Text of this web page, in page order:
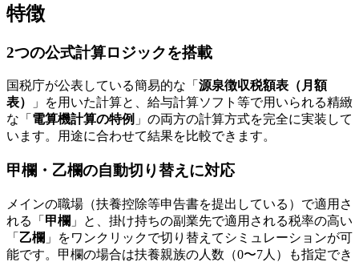
特徴
2つの公式計算ロジックを搭載
国税庁が公表している簡易的な「 源泉徴収税額表（月額
表）
」を用いた計算と、給与計算ソフト等で用いられる精緻
な「 電算機計算の特例 」の両方の計算方式を完全に実装して
います。用途に合わせて結果を比較できます。
甲欄・乙欄の自動切り替えに対応
メインの職場（扶養控除等申告書を提出している）で適用さ
れる「 甲欄 」と、掛け持ちの副業先で適用される税率の高い
「 乙欄 」をワンクリックで切り替えてシミュレーションが可
能です。甲欄の場合は扶養親族の人数（0〜7人）も指定でき